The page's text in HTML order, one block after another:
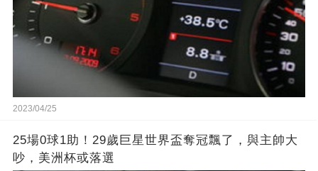
2023/04/25
25場0球1助！29歲巨星世界盃奪冠飄了，與主帥大
吵，美洲杯或落選